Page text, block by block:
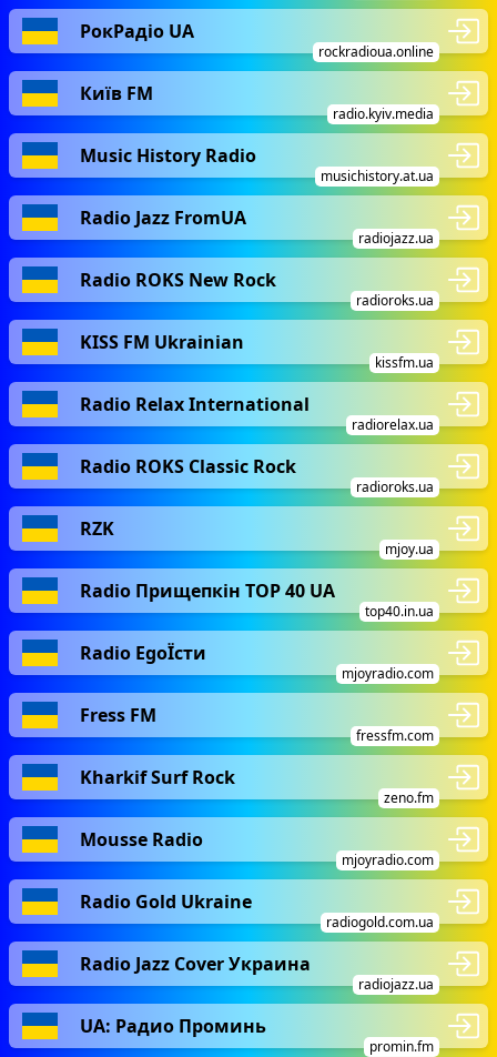
РокРадіо UA
rockradioua.online
Київ FM
radio.kyiv.media
Music History Radio
musichistory.at.ua
Radio Jazz FromUA
radiojazz.ua
Radio ROKS New Rock
radioroks.ua
KISS FM Ukrainian
kissfm.ua
Radio Relax International
radiorelax.ua
Radio ROKS Classic Rock
radioroks.ua
RZK
mjoy.ua
Radio Прищепкін TOP 40 UA
top40.in.ua
Radio EgoЇсти
mjoyradio.com
Fress FM
fressfm.com
Kharkif Surf Rock
zeno.fm
Mousse Radio
mjoyradio.com
Radio Gold Ukraine
radiogold.com.ua
Radio Jazz Cover Украина
radiojazz.ua
UA: Радио Проминь
promin.fm